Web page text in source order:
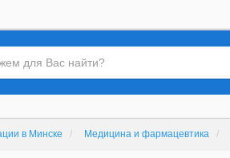
в Минске Медицина и фармацевтика